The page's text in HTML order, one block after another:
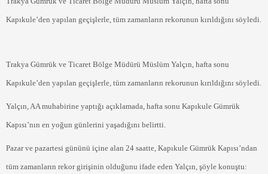
Kapıkule’den yapılan geçişlerle, tüm zamanların rekorunun kırıldığını söyledi.
Trakya Gümrük ve Ticaret Bölge Müdürü Müslüm Yalçın, hafta sonu
Kapıkule’den yapılan geçişlerle, tüm zamanların rekorunun kırıldığını söyledi.
Yalçın, AA muhabirine yaptığı açıklamada, hafta sonu Kapıkule Gümrük
Kapısı’nın en yoğun günlerini yaşadığını belirtti.
Pazar ve pazartesi gününü içine alan 24 saatte, Kapıkule Gümrük Kapısı’ndan
tüm zamanların rekor girişinin olduğunu ifade eden Yalçın, şöyle konuştu: